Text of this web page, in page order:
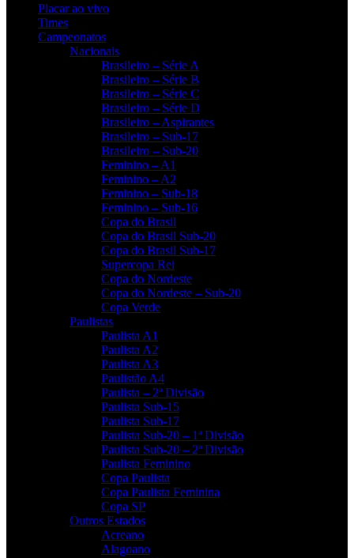
Placar ao vivo
Times
Campeonatos
Nacionais
Brasileiro – Série A
Brasileiro – Série B
Brasileiro – Série C
Brasileiro – Série D
Brasileiro – Aspirantes
Brasileiro – Sub-17
Brasileiro – Sub-20
Feminino – A1
Feminino – A2
Feminino – Sub-18
Feminino – Sub-16
Copa do Brasil
Copa do Brasil Sub-20
Copa do Brasil Sub-17
Supercopa Rei
Copa do Nordeste
Copa do Nordeste – Sub-20
Copa Verde
Paulistas
Paulista A1
Paulista A2
Paulista A3
Paulistão A4
Paulista – 2ª Divisão
Paulista Sub-15
Paulista Sub-17
Paulista Sub-20 – 1ª Divisão
Paulista Sub-20 – 2ª Divisão
Paulista Feminino
Copa Paulista
Copa Paulista Feminina
Copa SP
Outros Estados
Acreano
Alagoano